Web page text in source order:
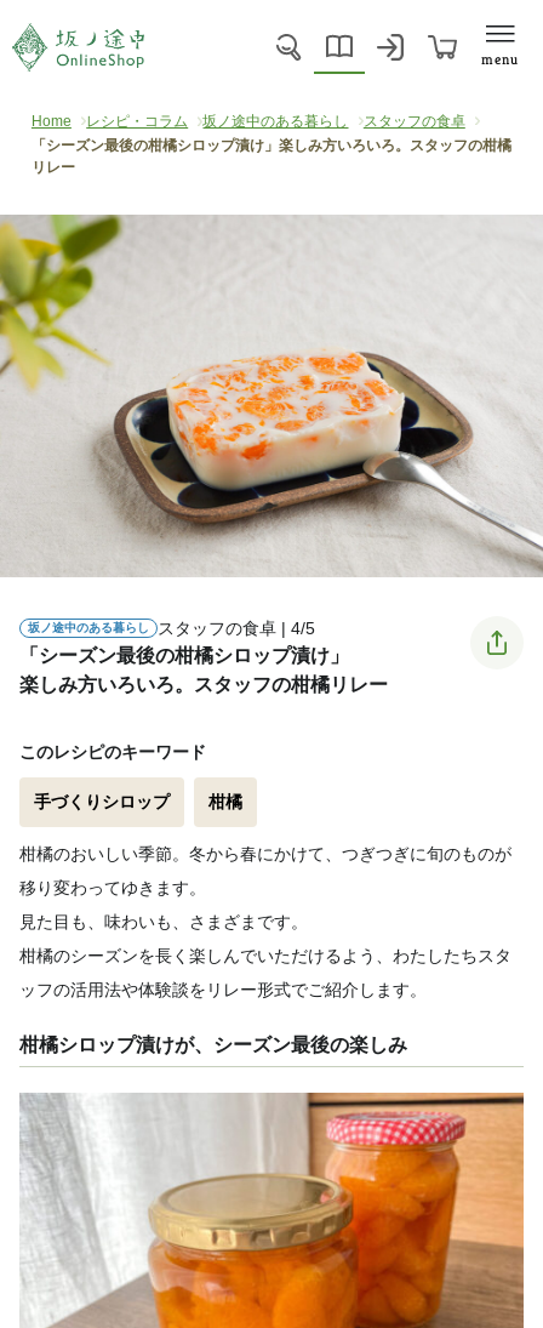
menu
Home レシピ・コラム 坂ノ途中のある暮らし
スタッフの食卓
「シーズン最後の柑橘シロップ漬け」楽しみ方いろいろ。スタッフの柑橘
リレー
坂ノ途中のある暮らし スタッフの食卓 | 4/5
「シーズン最後の柑橘シロップ漬け」
楽しみ方いろいろ。スタッフの柑橘リレー
このレシピのキーワード
手づくりシロップ 柑橘
柑橘のおいしい季節。冬から春にかけて、つぎつぎに旬のものが
移り変わってゆきます。
見た目も、味わいも、さまざまです。
柑橘のシーズンを長く楽しんでいただけるよう、わたしたちスタ
ッフの活用法や体験談をリレー形式でご紹介します。
柑橘シロップ漬けが、シーズン最後の楽しみ